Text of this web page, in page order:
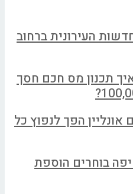
העירונית ברחוב
תכנון מס חכם חסך
אונליין הפך לנפוץ כל
בוחרים הוספת